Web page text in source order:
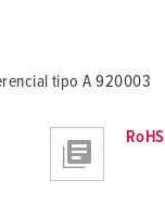
tipo A 920003
RoHS